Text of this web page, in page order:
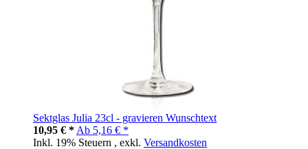
Sektglas Julia 23cl - gravieren Wunschtext
10,95 € * Ab 5,16 € *
Inkl. 19% Steuern , exkl. Versandkosten